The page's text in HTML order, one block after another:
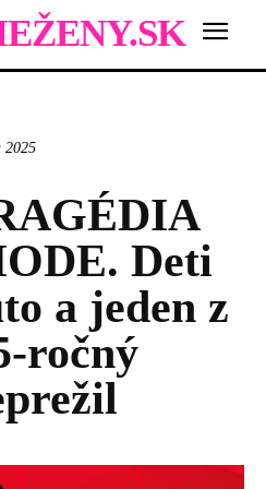
2025
Deti
a jeden z
ročný